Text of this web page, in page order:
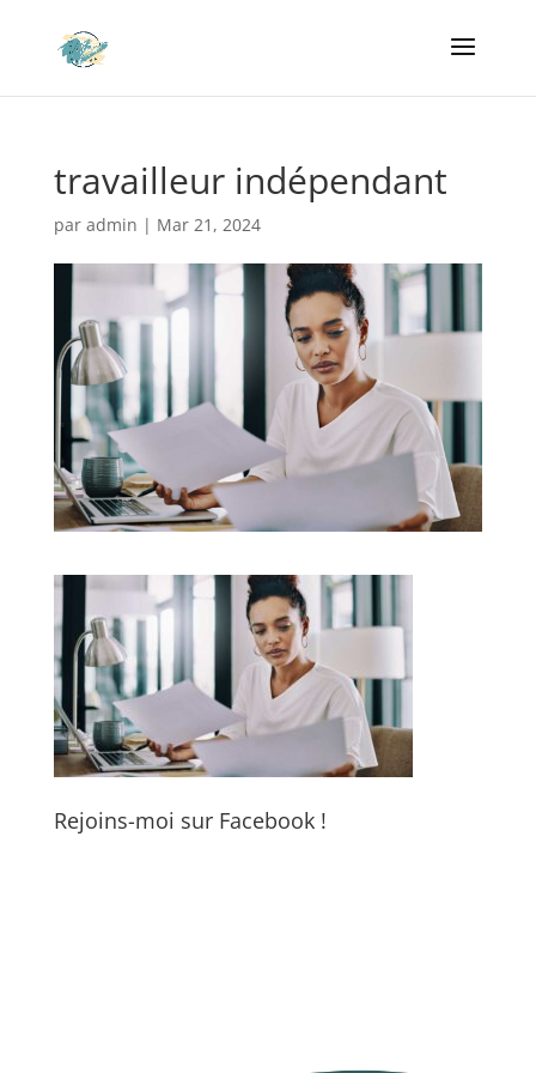
travailleur indépendant
par admin | Mar 21, 2024
Rejoins-moi sur Facebook !